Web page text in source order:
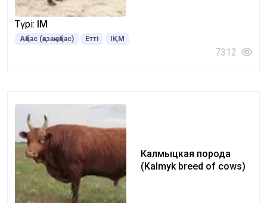
Түрі: ІҚМ
Ақбас (қазақ ақбас) Етті ІҚМ
7312
Калмыцкая порода
(Kalmyk breed of cows)